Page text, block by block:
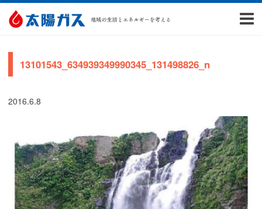
13101543_634939349990345_131498826_n
2016.6.8